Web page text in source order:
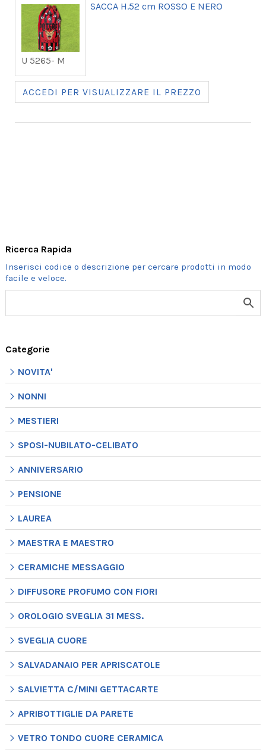
Ricerca Rapida
Categorie
NOVITA'
NONNI
MESTIERI
SPOSI-NUBILATO-CELIBATO
ANNIVERSARIO
PENSIONE
LAUREA
MAESTRA E MAESTRO
CERAMICHE MESSAGGIO
DIFFUSORE PROFUMO CON FIORI
OROLOGIO SVEGLIA 31 MESS.
SVEGLIA CUORE
SALVADANAIO PER APRISCATOLE
SALVIETTA C/MINI GETTACARTE
APRIBOTTIGLIE DA PARETE
VETRO TONDO CUORE CERAMICA
U 5265- M
SACCA H.52 cm ROSSO E NERO
ACCEDI PER VISUALIZZARE IL PREZZO